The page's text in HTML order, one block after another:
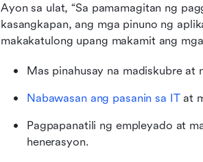
Ayon sa ulat, “Sa pamamagitan ng
kasangkapan, ang mga pinuno ng
makakatulong upang makamit ang
Mas pinahusay na madiskubre
Nabawasan ang pasanin sa IT at
Pagpapanatili ng empleyado at
henerasyon.